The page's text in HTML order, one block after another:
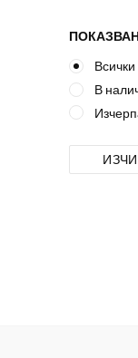
Всички
В